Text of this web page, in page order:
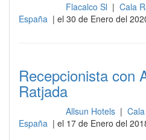
Flacalco Sl | Cala
España | el 30 de Enero del
Recepcionista con
Ratjada
Allsun Hotels |
España | el 17 de Enero del